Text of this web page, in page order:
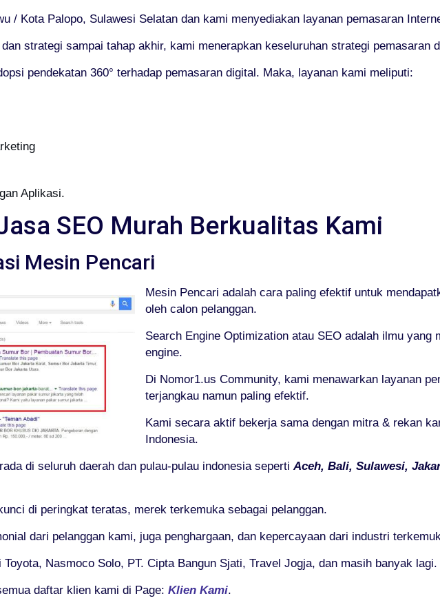
/ Kota Palopo, Sulawesi Selatan dan kami menyediakan layanan pemasaran
strategi sampai tahap akhir, kami menerapkan keseluruhan strategi pemasaran
pendekatan 360° terhadap pemasaran digital. Maka, layanan kami meliputi:
Aplikasi.
SEO Murah Berkualitas Kami
Mesin Pencari
Mesin Pencari adalah cara paling efektif untuk
oleh calon pelanggan.
Search Engine Optimization atau SEO adalah ilmu yang
engine.
Di Nomor1.us Community, kami menawarkan layanan
terjangkau namun paling efektif.
Kami secara aktif bekerja sama dengan mitra & rekan
Indonesia.
di seluruh daerah dan pulau-pulau indonesia sepertiAceh, Bali, Sulawesi,
di peringkat teratas, merek terkemuka sebagai pelanggan.
dari pelanggan kami, juga penghargaan, dan kepercayaan dari industri
Nasmoco Solo, PT. Cipta Bangun Sjati, Travel Jogja, dan masih banyak lagi.
daftar klien kami di Page: Klien Kami.